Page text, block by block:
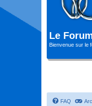
Le
Bienvenue sur le
FAQ